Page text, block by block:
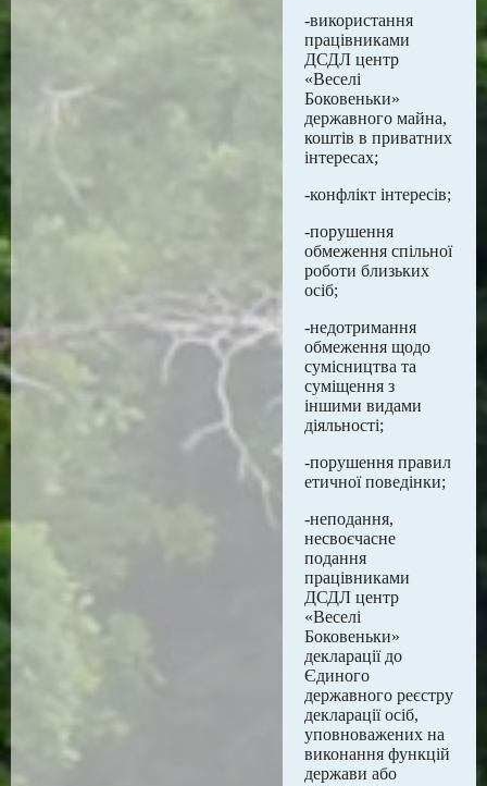
-використання
працівниками
ДСДЛ центр
«Веселі
Боковеньки»
державного майна,
коштів в приватних
інтересах;
-конфлікт інтересів;
-порушення
обмеження спільної
роботи близьких
осіб;
-недотримання
обмеження щодо
сумісництва та
суміщення з
іншими видами
діяльності;
-порушення правил
етичної поведінки;
-неподання,
несвоєчасне
подання
працівниками
ДСДЛ центр
«Веселі
Боковеньки»
декларації до
Єдиного
державного реєстру
декларації осіб,
уповноважених на
виконання функцій
держави або